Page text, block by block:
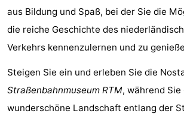
Rundfahrten
-
Spielplätze
-
Indoor-
Spielplätze
-
Bowling
-
aus Bildung und Spaß, bei der Sie die
die reiche Geschichte des
Verkehrs kennenzulernen und zu
Steigen Sie ein und erleben Sie die
Straßenbahnmuseum RTM, während Sie
wunderschöne Landschaft entlang der